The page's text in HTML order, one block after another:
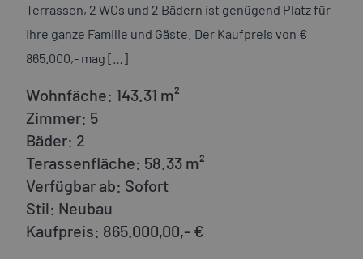
Terrassen, 2 WCs und 2 Bädern ist genügend Platz für
Ihre ganze Familie und Gäste. Der Kaufpreis von €
865.000,- mag […]
Wohnfäche: 143.31 m²
Zimmer: 5
Bäder: 2
Terassenfläche: 58.33 m²
Verfügbar ab: Sofort
Stil: Neubau
Kaufpreis: 865.000,00,- €